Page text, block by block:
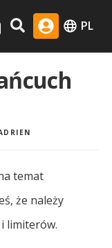
PL
temat
że należy
limiterów.